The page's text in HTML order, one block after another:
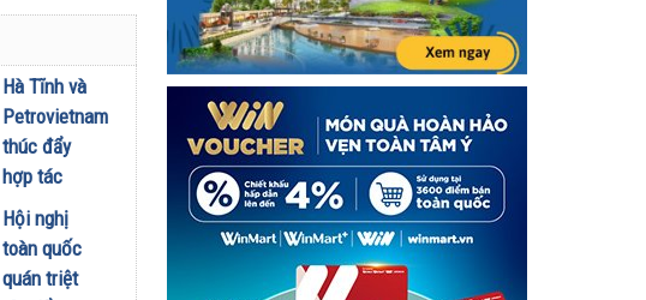
thảo Nghị
kinh doanh
xăng dầu
29/07/2026
Hà Tĩnh và
Petrovietnam
thúc đẩy
hợp tác
phát triển
trung tâm
công
Hội nghị
toàn quốc
quán triệt